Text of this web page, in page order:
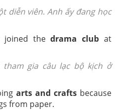
diễn viên. Anh ấy đang học
joined thedrama club at
tham gia câu lạc bộ kịch ở
arts and craftsbecause
from paper.